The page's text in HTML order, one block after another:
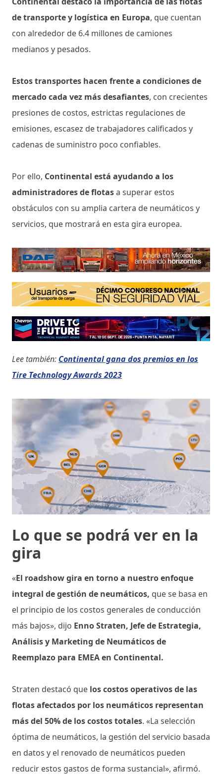
de transporte y logística en Europa, que cuentan
con alrededor de 6.4 millones de camiones
medianos y pesados.
Estos transportes hacen frente a condiciones de
mercado cada vez más desafiantes, con crecientes
presiones de costos, estrictas regulaciones de
emisiones, escasez de trabajadores calificados y
cadenas de suministro poco confiables.
Por ello, Continental está ayudando a los
administradores de flotasa superar estos
obstáculos con su amplia cartera de neumáticos y
servicios, que mostrará en esta gira europea.
Lee también: Continental gana dos premios en los
Tire Technology Awards 2023
Lo que se podrá ver en la
gira
«El roadshow gira en torno a nuestro enfoque
integral de gestión de neumáticos, que se basa en
el principio de los costos generales de conducción
más bajos», dijo Enno Straten, Jefe de Estrategia,
Análisis y Marketing de Neumáticos de
Reemplazo para EMEA en Continental.
Straten destacó que los costos operativos de las
flotas afectados por los neumáticos representan
más del 50% de los costos totales. «La selección
óptima de neumáticos, la gestión del servicio basada
en datos y el renovado de neumáticos pueden
reducir estos gastos de forma sustancial», afirmó.